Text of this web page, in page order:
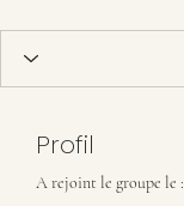
Profil
A rejoint le groupe le :